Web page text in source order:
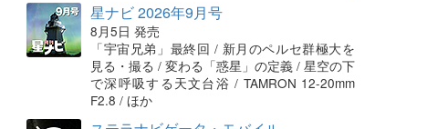
星ナビ 2026年9月号
8月5日 発売
「宇宙兄弟」最終回 / 新月のペルセ群極大を
見る・撮る / 変わる「惑星」の定義 / 星空の下
で深呼吸する天文台浴 / TAMRON 12-20mm
F2.8 / ほか